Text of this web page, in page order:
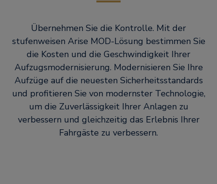
Übernehmen Sie die Kontrolle. Mit der
stufenweisen Arise MOD-Lösung bestimmen Sie
die Kosten und die Geschwindigkeit Ihrer
Aufzugsmodernisierung. Modernisieren Sie Ihre
Aufzüge auf die neuesten Sicherheitsstandards
und profitieren Sie von modernster Technologie,
um die Zuverlässigkeit Ihrer Anlagen zu
verbessern und gleichzeitig das Erlebnis Ihrer
Fahrgäste zu verbessern.​